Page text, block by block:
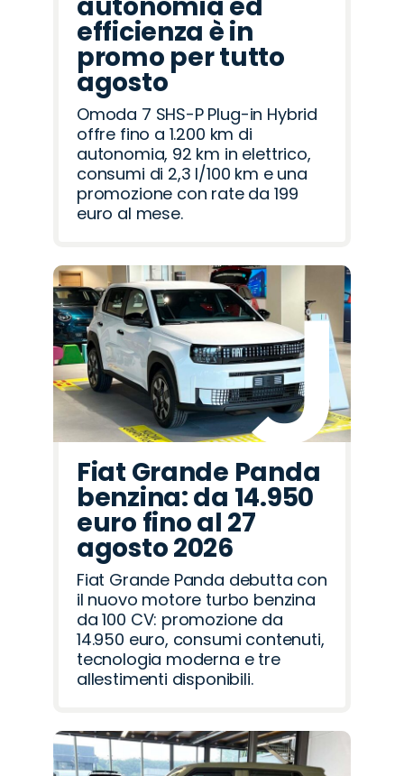
efficienza è in
promo per tutto
agosto
Omoda 7 SHS-P Plug-in Hybrid
offre fino a 1.200 km di
autonomia, 92 km in elettrico,
consumi di 2,3 l/100 km e una
promozione con rate da 199
euro al mese.
Fiat Grande Panda
benzina: da 14.950
euro fino al 27
agosto 2026
Fiat Grande Panda debutta con
il nuovo motore turbo benzina
da 100 CV: promozione da
14.950 euro, consumi contenuti,
tecnologia moderna e tre
allestimenti disponibili.